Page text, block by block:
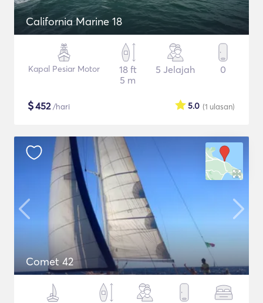
California Marine 18
Kapal Pesiar Motor
18 ft
5 m
5 Jelajah 0
$452/hari (1 ulasan)
5.0
Comet 42